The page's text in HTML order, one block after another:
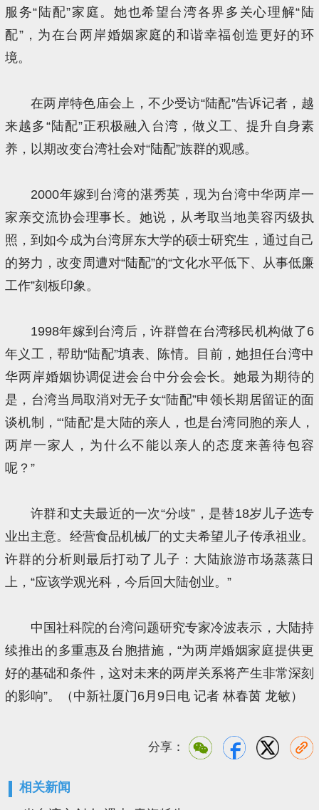
服务“陆配”家庭。她也希望台湾各界多关心理解“陆
配”，为在台两岸婚姻家庭的和谐幸福创造更好的环
境。
在两岸特色庙会上，不少受访“陆配”告诉记者，越
来越多“陆配”正积极融入台湾，做义工、提升自身素
养，以期改变台湾社会对“陆配”族群的观感。
2000年嫁到台湾的湛秀英，现为台湾中华两岸一
家亲交流协会理事长。她说，从考取当地美容丙级执
照，到如今成为台湾屏东大学的硕士研究生，通过自己
的努力，改变周遭对“陆配”的“文化水平低下、从事低廉
工作”刻板印象。
1998年嫁到台湾后，许群曾在台湾移民机构做了6
年义工，帮助“陆配”填表、陈情。目前，她担任台湾中
华两岸婚姻协调促进会台中分会会长。她最为期待的
是，台湾当局取消对无子女“陆配”申领长期居留证的面
谈机制，“‘陆配’是大陆的亲人，也是台湾同胞的亲人，
两岸一家人，为什么不能以亲人的态度来善待包容
呢？”
许群和丈夫最近的一次“分歧”，是替18岁儿子选专
业出主意。经营食品机械厂的丈夫希望儿子传承祖业。
许群的分析则最后打动了儿子：大陆旅游市场蒸蒸日
上，“应该学观光科，今后回大陆创业。”
中国社科院的台湾问题研究专家冷波表示，大陆持
续推出的多重惠及台胞措施，“为两岸婚姻家庭提供更
好的基础和条件，这对未来的两岸关系将产生非常深刻
的影响”。（ 中新社厦门6月9日电 记者 林春茵 龙敏）
分享：
相关新闻